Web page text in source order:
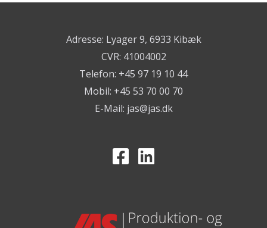
Adresse: Lyager 9, 6933 Kibæk
CVR: 41004002
Telefon: +45 97 19 10 44
Mobil: +45 53 70 00 70
E-Mail: jas@jas.dk